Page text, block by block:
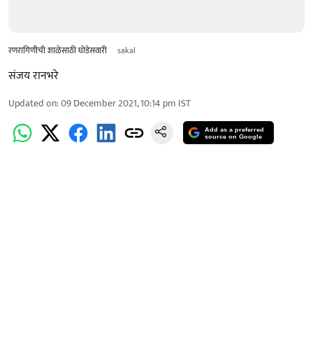
रणरागिणीची शाळेसाठी घोडेसवारी sakal
संजय रानभरे
Updated on:09 December 2021, 10:14 pm IST
Add as a preferred
source on Google